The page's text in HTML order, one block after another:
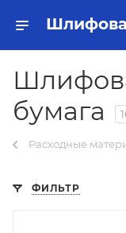
бумага
Расходные
ФИЛЬТР